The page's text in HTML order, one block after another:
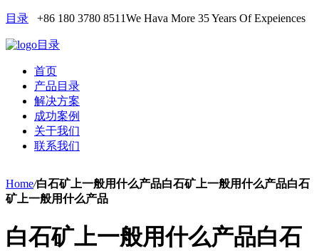
目录 +86 180 3780 8511We Hava More 35 Years Of Expeiences
目录
首页
产品目录
解决方案
成功案例
关于我们
联系我们
Home/白石矿上一般用什么产品白石矿上一般用什么产品白石
矿上一般用什么产品
白石矿上一般用什么产品白石